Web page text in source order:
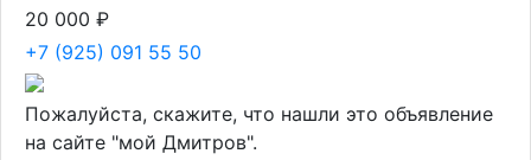
20 000 ₽
+7 (925) 091 55 50
Пожалуйста, скажите, что нашли это объявление
на сайте "мой Дмитров".